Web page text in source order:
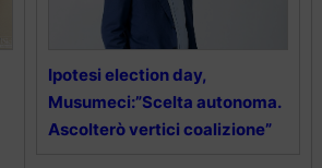
Ipotesi election day,
Musumeci:”Scelta autonoma.
Ascolterò vertici coalizione”